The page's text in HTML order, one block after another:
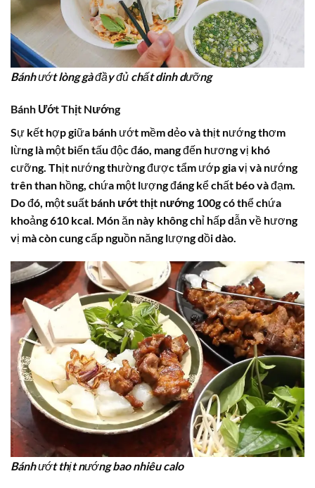
Bánh ướt lòng gà đầy đủ chất dinh dưỡng
Bánh Ướt Thịt Nướng
Sự kết hợp giữa bánh ướt mềm dẻo và thịt nướng thơm
lừng là một biến tấu độc đáo, mang đến hương vị khó
cưỡng. Thịt nướng thường được tẩm ướp gia vị và nướng
trên than hồng, chứa một lượng đáng kể chất béo và đạm.
Do đó, một suất bánh ướt thịt nướng 100gcó thể chứa
khoảng 610 kcal. Món ăn này không chỉ hấp dẫn về hương
vị mà còn cung cấp nguồn năng lượng dồi dào.
Bánh ướt thịt nướng bao nhiêu calo